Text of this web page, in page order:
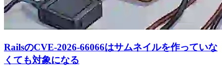
RailsのCVE-2026-66066はサムネイルを作っていな
くても対象になる